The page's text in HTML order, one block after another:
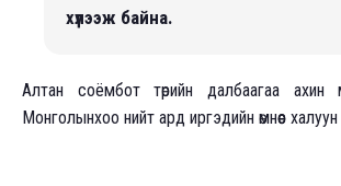
хүлээж байна.
Алтан соёмбот төрийн далбаагаа ахин
Монголынхоо нийт ард иргэдийн өмнөөс